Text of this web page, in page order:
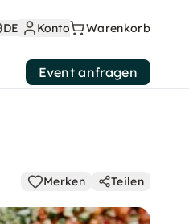
DE Konto Warenkorb
Event anfragen
Merken Teilen